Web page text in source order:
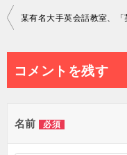
投
ナ
ビ
ゲ
コメントを残す
名前 必須